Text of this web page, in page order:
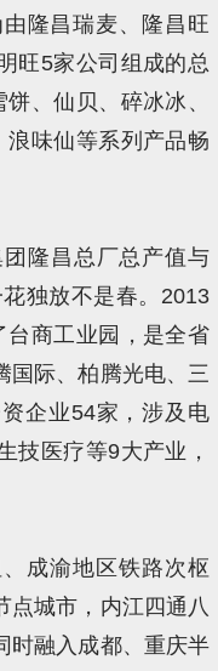
隆昌瑞麦、隆昌旺
旺5家公司组成的总
、仙贝、碎冰冰、
味仙等系列产品畅
隆昌总厂总产值与
独放不是春。2013
台商工业园，是全省
国际、柏腾光电、三
企业54家，涉及电
技医疗等9大产业，
成渝地区铁路次枢
点城市，内江四通八
时融入成都、重庆半